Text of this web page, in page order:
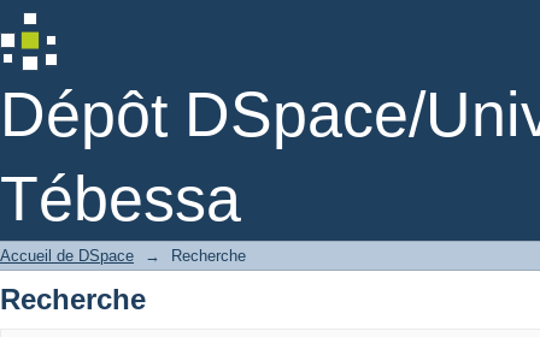
Dépôt DSpace/
Tébessa
Recherche
Accueil de DSpace → Recherche
Recherche